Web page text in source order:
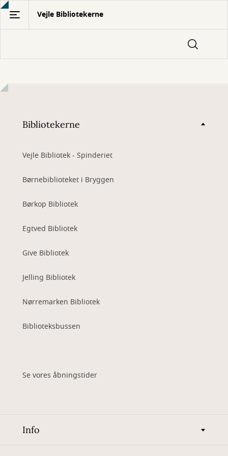
Gå
hovedindhold
Vejle Bibliotekerne
Bibliotekerne
Vejle Bibliotek - Spinderiet
Børnebiblioteket i Bryggen
Børkop Bibliotek
Egtved Bibliotek
Give Bibliotek
Jelling Bibliotek
Nørremarken Bibliotek
Biblioteksbussen
Se vores åbningstider
Info